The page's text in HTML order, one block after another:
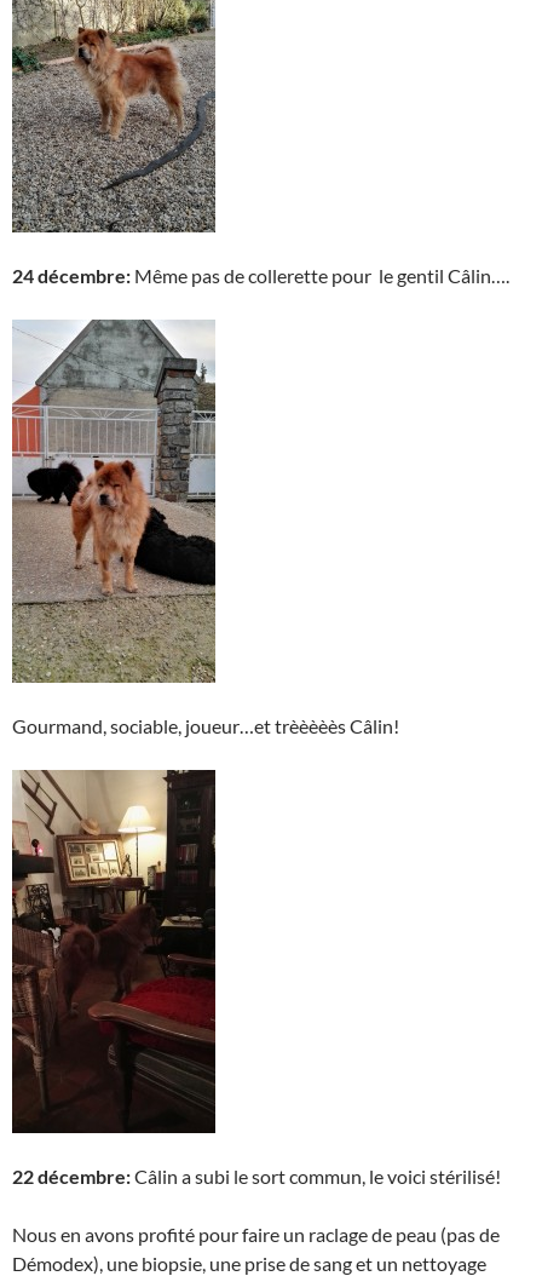
24 décembre: Même pas de collerette pour le gentil Câlin….
Gourmand, sociable, joueur…et trèèèèès Câlin!
22 décembre:Câlin a subi le sort commun, le voici stérilisé!
Nous en avons profité pour faire un raclage de peau (pas de
Démodex), une biopsie, une prise de sang et un nettoyage